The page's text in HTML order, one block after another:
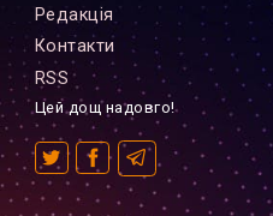
Редакцiя
Контакти
RSS
Цей дощ надовго!